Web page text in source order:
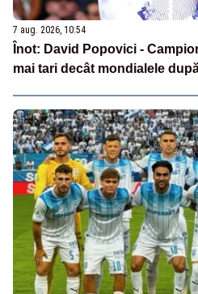
7 aug. 2026, 10:54
Înot: David Popovici -
mai tari decât mondialele